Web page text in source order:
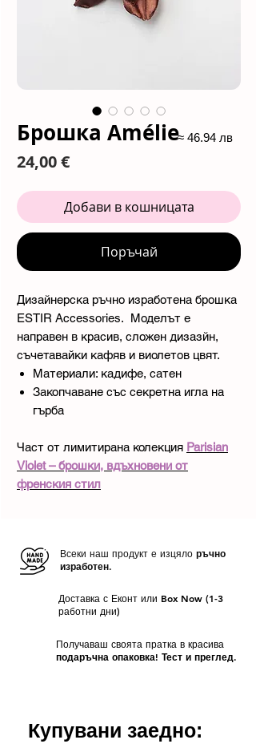
Брошка Amélie
24,00 €Цена
Добави в кошницата
Поръчай
Дизайнерска ръчно изработена брошка
ESTIR Accessories. Моделът е
направен в красив, сложен дизазйн,
съчетавайки кафяв и виолетов цвят.
Материали: кадифе, сатен
Закопчаване със секретна игла на
гърба
Част от лимитирана колекция Parisian
Violet – брошки, вдъхновени от
френския стил
≈ 46.94 лв
Всеки наш продукт е изцяло ръчно
изработен.
Доставка с Еконт или Box Now (1-3
работни дни)
Получаваш своята пратка в красива
подаръчна опаковка! Тест и преглед.
Купувани заедно: